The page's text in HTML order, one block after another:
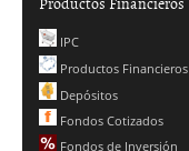
IPC
Productos Financieros
Depósitos
Fondos Cotizados
Fondos de Inversión